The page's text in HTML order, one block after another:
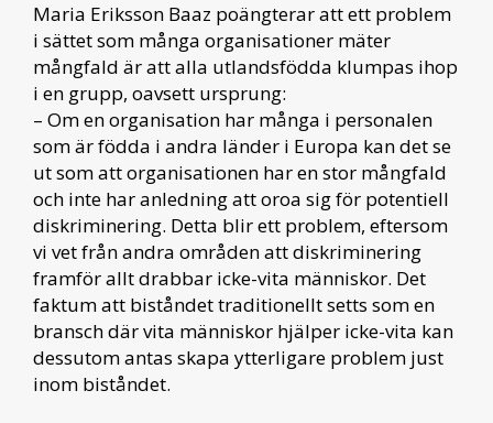
Maria Eriksson Baaz poängterar att ett problem
i sättet som många organisationer mäter
mångfald är att alla utlandsfödda klumpas ihop
i en grupp, oavsett ursprung:
– Om en organisation har många i personalen
som är födda i andra länder i Europa kan det se
ut som att organisationen har en stor mångfald
och inte har anledning att oroa sig för potentiell
diskriminering. Detta blir ett problem, eftersom
vi vet från andra områden att diskriminering
framför allt drabbar icke-vita människor. Det
faktum att biståndet traditionellt setts som en
bransch där vita människor hjälper icke-vita kan
dessutom antas skapa ytterligare problem just
inom biståndet.